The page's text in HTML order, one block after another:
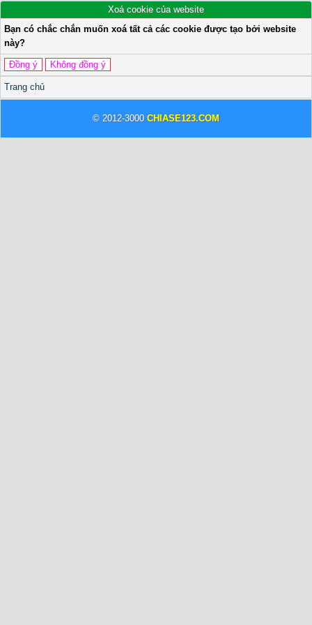
Xoá cookie của website
Bạn có chắc chắn muốn xoá tất cả các cookie được tạo bởi website
này?
Trang chủ
© 2012-3000 CHIASE123.COM